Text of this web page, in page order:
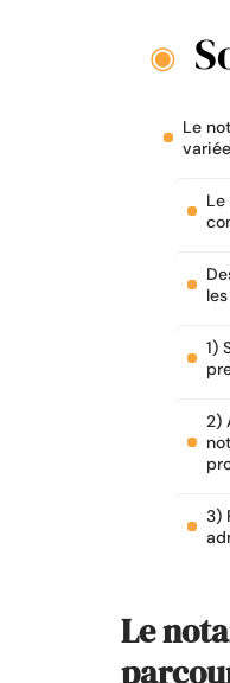
Le
1)
2)
3)
Le